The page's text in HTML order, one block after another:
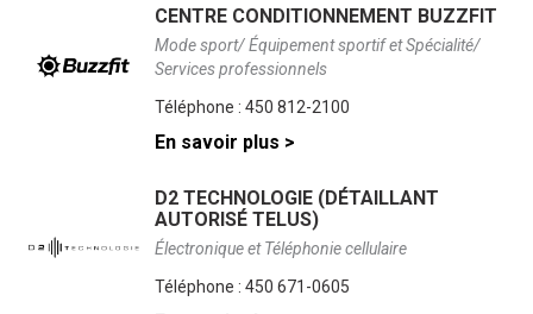
CENTRE CONDITIONNEMENT BUZZFIT
Mode sport/ Équipement sportif et Spécialité/
Services professionnels
Téléphone : 450 812-2100
En savoir plus >
D2 TECHNOLOGIE (DÉTAILLANT
AUTORISÉ TELUS)
Électronique et Téléphonie cellulaire
Téléphone : 450 671-0605